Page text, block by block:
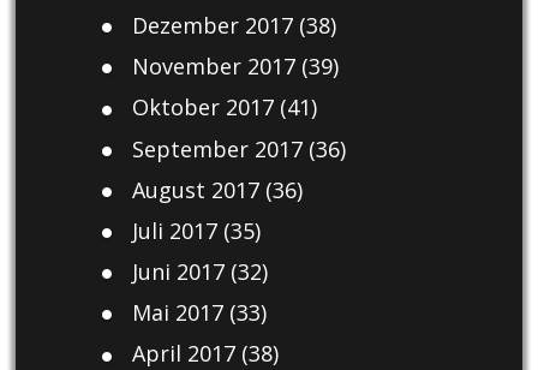
Dezember 2017(38)
November 2017(39)
Oktober 2017(41)
September 2017(36)
August 2017(36)
Juli 2017(35)
Juni 2017(32)
Mai 2017(33)
April 2017(38)